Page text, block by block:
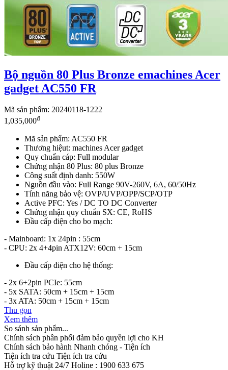
Bộ nguồn 80 Plus Bronze emachines Acer
gadget AC550 FR
Mã sản phẩm: 20240118-1222
1,035,000đ
Mã sản phẩm: AC550 FR
Thương hiệut: machines Acer gadget
Quy chuẩn cáp: Full modular
Chứng nhận 80 Plus: 80 plus Bronze
Công suất định danh: 550W
Nguồn đầu vào: Full Range 90V-260V, 6A, 60/50Hz
Tính năng bảo vệ: OVP/UVP/OPP/SCP/OTP
Active PFC: Yes / DC TO DC Converter
Chứng nhận quy chuẩn SX: CE, RoHS
Đầu cấp điện cho bo mạch:
- Mainboard: 1x 24pin : 55cm
- CPU: 2x 4+4pin ATX12V: 60cm + 15cm
Đầu cấp điện cho hệ thống:
- 2x 6+2pin PCIe: 55cm
- 5x SATA: 50cm + 15cm + 15cm
- 3x ATA: 50cm + 15cm + 15cm
Thu gọn
Xem thêm
So sánh sản phẩm...
Chính sách phân phối đảm bảo quyền lợi cho KH
Chính sách bảo hành Nhanh chóng - Tiện ích
Tiện ích tra cứu Tiện ích tra cứu
Hỗ trợ kỹ thuật 24/7 Holine : 1900 633 675